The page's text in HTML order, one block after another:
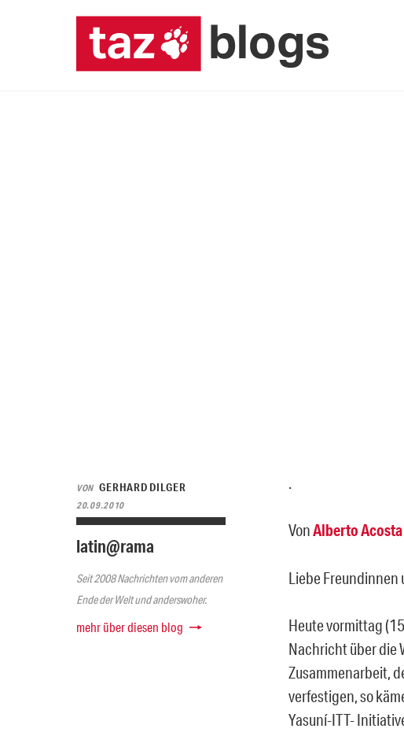
VON GERHARD DILGER
20.09.2010
latin@rama
Seit 2008 Nachrichten vom anderen
Ende der Welt und anderswoher.
mehr über diesen blog
.
VonAlberto Acosta
Liebe Freundinnen
Heute vormittag
Nachricht über die
Zusammenarbeit,
verfestigen, so
Yasuní-ITT-